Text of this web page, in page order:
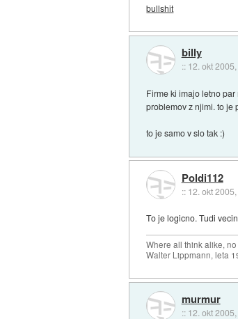
bullshit
billy
:: 12. okt
Firme ki imajo letno
problemov z njimi. to je
to je samo v slo tak :)
Poldi112
:: 12. okt
To je logicno. Tudi
Where all think alike,
Walter Lippmann, leta
murmur
:: 12. okt